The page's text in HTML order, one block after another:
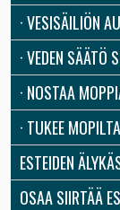
· VESISÄILIÖN
· VEDEN SÄÄTÖ
· NOSTAA
· TUKEE
ESTEIDEN
OSAA SIIRTÄÄ